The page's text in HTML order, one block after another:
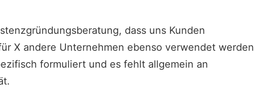
, dass uns Kunden
X andere Unternehmen ebenso verwendet werden
formuliert und es fehlt allgemein an